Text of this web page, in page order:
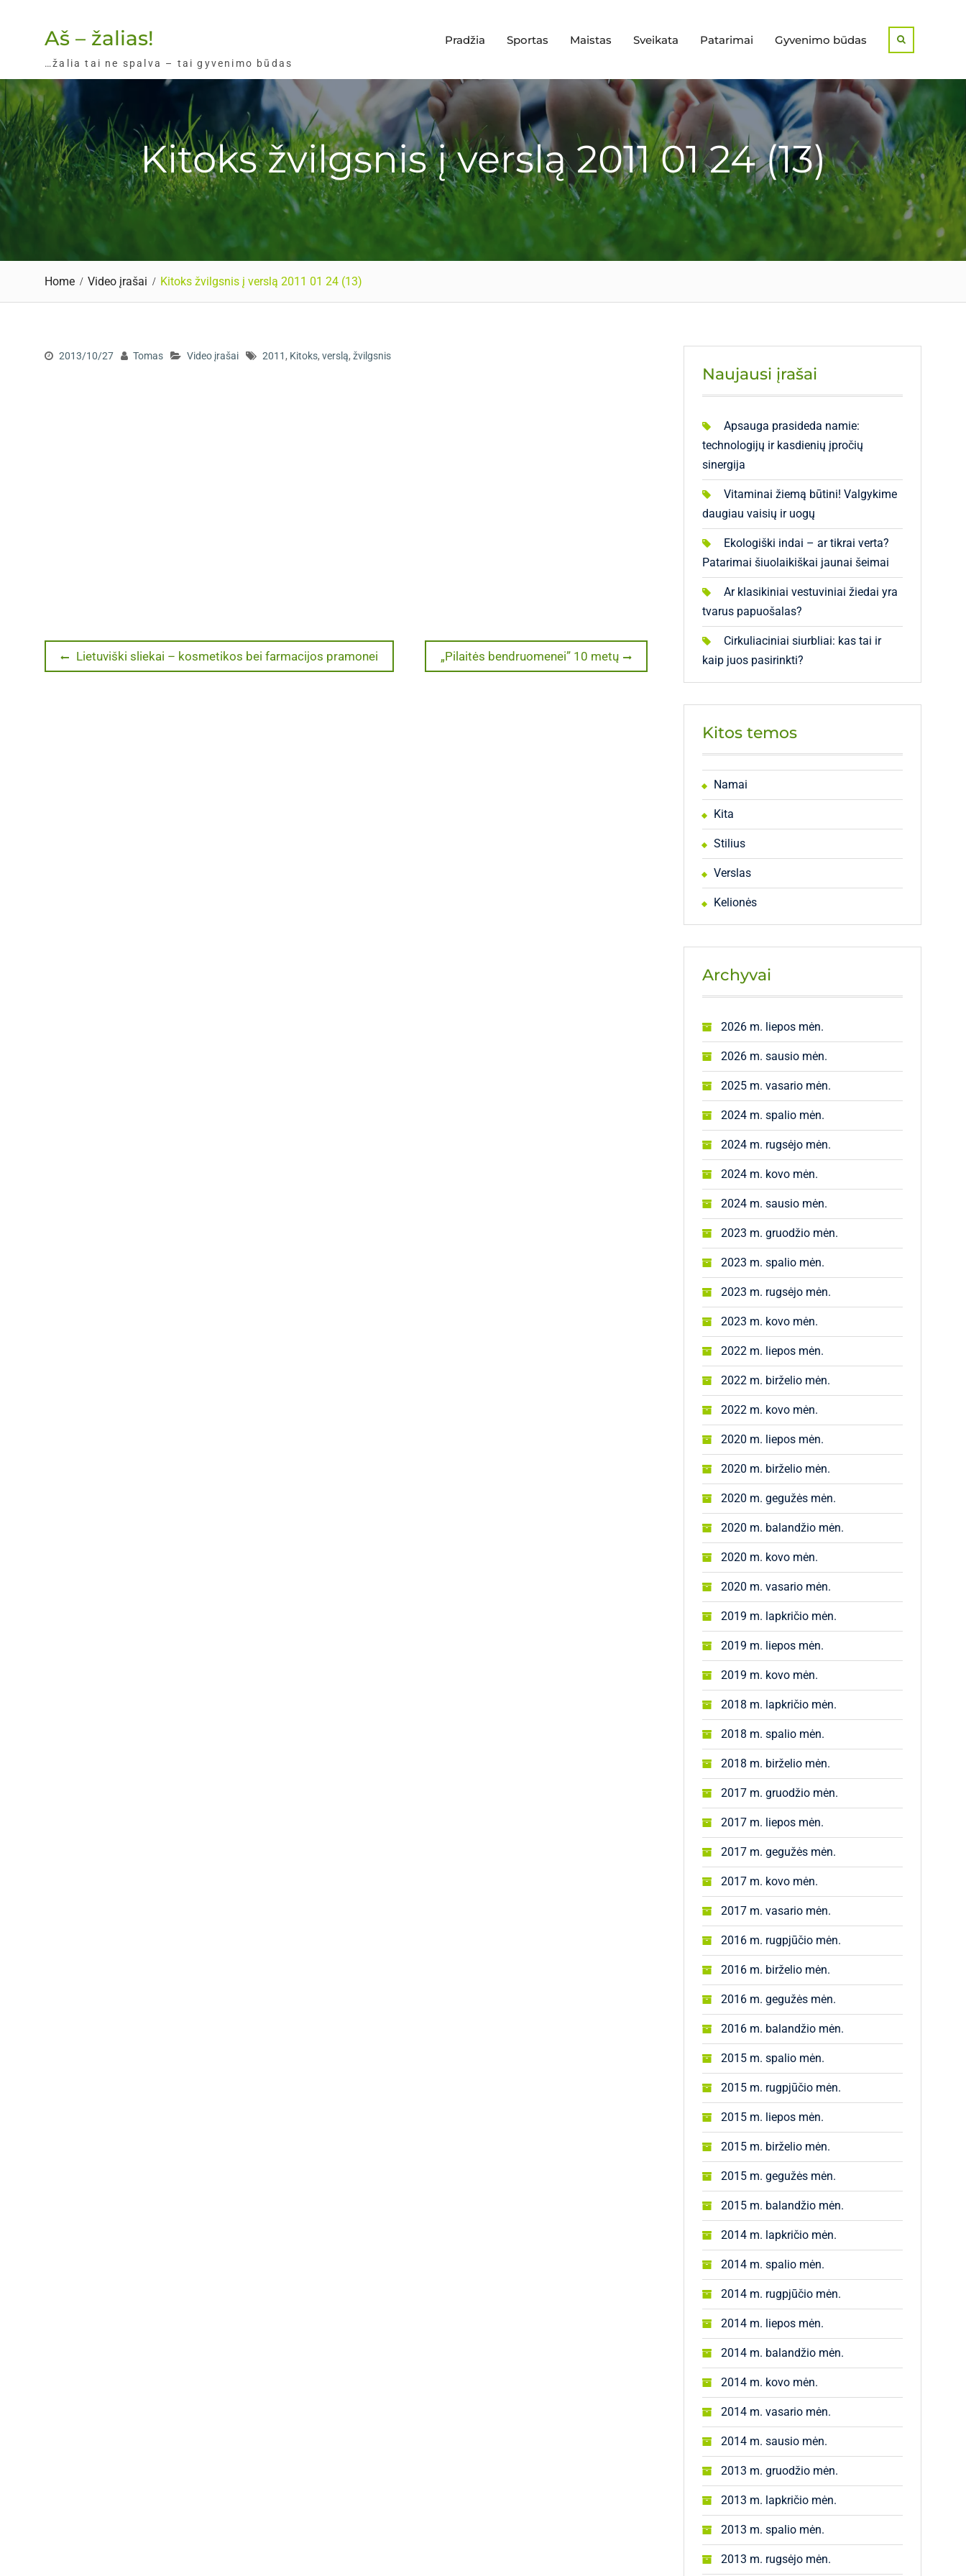
Aš – žalias!
…žalia tai ne spalva – tai gyvenimo būdas
Pradžia Sportas Maistas Sveikata Patarimai Gyvenimo būdas
Kitoks žvilgsnis į verslą 2011 01 24 (13)
Home Video įrašai Kitoks žvilgsnis į verslą 2011 01 24 (13)
2013/10/27 Tomas Video įrašai 2011 , Kitoks, verslą, žvilgsnis
Navigacija
Previous
post:
Lietuviški sliekai – kosmetikos bei farmacijos pramonei
Next
post:
„Pilaitės bendruomenei” 10 metų
Naujausi įrašai
Apsauga prasideda namie:
technologijų ir kasdienių įpročių
sinergija
Vitaminai žiemą būtini! Valgykime
daugiau vaisių ir uogų
Ekologiški indai – ar tikrai verta?
Patarimai šiuolaikiškai jaunai šeimai
Ar klasikiniai vestuviniai žiedai yra
tvarus papuošalas?
Cirkuliaciniai siurbliai: kas tai ir
kaip juos pasirinkti?
Kitos temos
Namai
Kita
Stilius
Verslas
Kelionės
Archyvai
2026 m. liepos mėn.
2026 m. sausio mėn.
2025 m. vasario mėn.
2024 m. spalio mėn.
2024 m. rugsėjo mėn.
2024 m. kovo mėn.
2024 m. sausio mėn.
2023 m. gruodžio mėn.
2023 m. spalio mėn.
2023 m. rugsėjo mėn.
2023 m. kovo mėn.
2022 m. liepos mėn.
2022 m. birželio mėn.
2022 m. kovo mėn.
2020 m. liepos mėn.
2020 m. birželio mėn.
2020 m. gegužės mėn.
2020 m. balandžio mėn.
2020 m. kovo mėn.
2020 m. vasario mėn.
2019 m. lapkričio mėn.
2019 m. liepos mėn.
2019 m. kovo mėn.
2018 m. lapkričio mėn.
2018 m. spalio mėn.
2018 m. birželio mėn.
2017 m. gruodžio mėn.
2017 m. liepos mėn.
2017 m. gegužės mėn.
2017 m. kovo mėn.
2017 m. vasario mėn.
2016 m. rugpjūčio mėn.
2016 m. birželio mėn.
2016 m. gegužės mėn.
2016 m. balandžio mėn.
2015 m. spalio mėn.
2015 m. rugpjūčio mėn.
2015 m. liepos mėn.
2015 m. birželio mėn.
2015 m. gegužės mėn.
2015 m. balandžio mėn.
2014 m. lapkričio mėn.
2014 m. spalio mėn.
2014 m. rugpjūčio mėn.
2014 m. liepos mėn.
2014 m. balandžio mėn.
2014 m. kovo mėn.
2014 m. vasario mėn.
2014 m. sausio mėn.
2013 m. gruodžio mėn.
2013 m. lapkričio mėn.
2013 m. spalio mėn.
2013 m. rugsėjo mėn.